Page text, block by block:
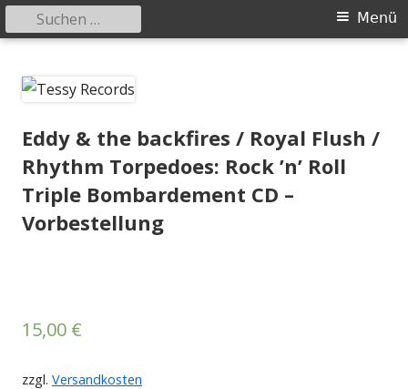
zum
Primäres
Menü
Suchen
nach:
Eddy & the backfires / Royal Flush /
Rhythm Torpedoes: Rock ’n’ Roll
Triple Bombardement CD –
Vorbestellung
15,00 €
zzgl. Versandkosten